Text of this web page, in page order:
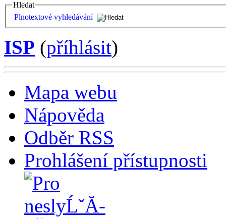
Hledat
Plnotextové vyhledávání
ISP (příhlásit)
Mapa webu
Nápověda
Odběr RSS
Prohlášení přístupnosti